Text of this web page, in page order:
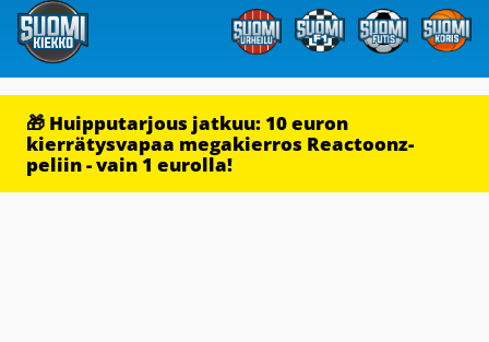
🎁 Huipputarjous jatkuu: 10 euron
kierrätysvapaa megakierros Reactoonz-
peliin - vain 1 eurolla!